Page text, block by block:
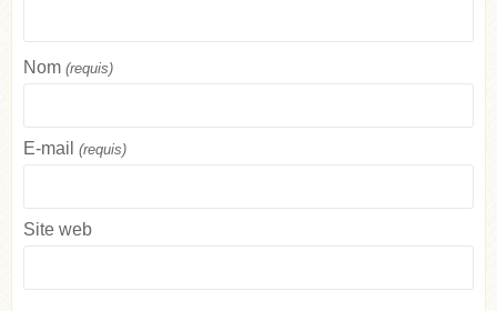
Nom (requis)
E-mail (requis)
Site web